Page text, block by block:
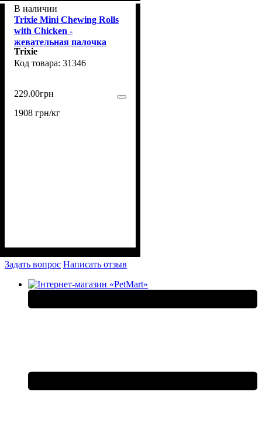
В наличии
Trixie Mini Chewing Rolls
with Chicken -
жевательная палочка
Трикси Дента Фан с
курицей для собак 120 г
Trixie
31346
229.00грн
1908 грн/кг
Задать вопрос Написать отзыв